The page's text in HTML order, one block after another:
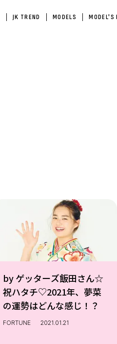
JK TREND MODELS MODEL'S
by ゲッターズ飯田さん☆
祝ハタチ♡2021年、夢菜
の運勢はどんな感じ！？
FORTUNE 2021.01.21